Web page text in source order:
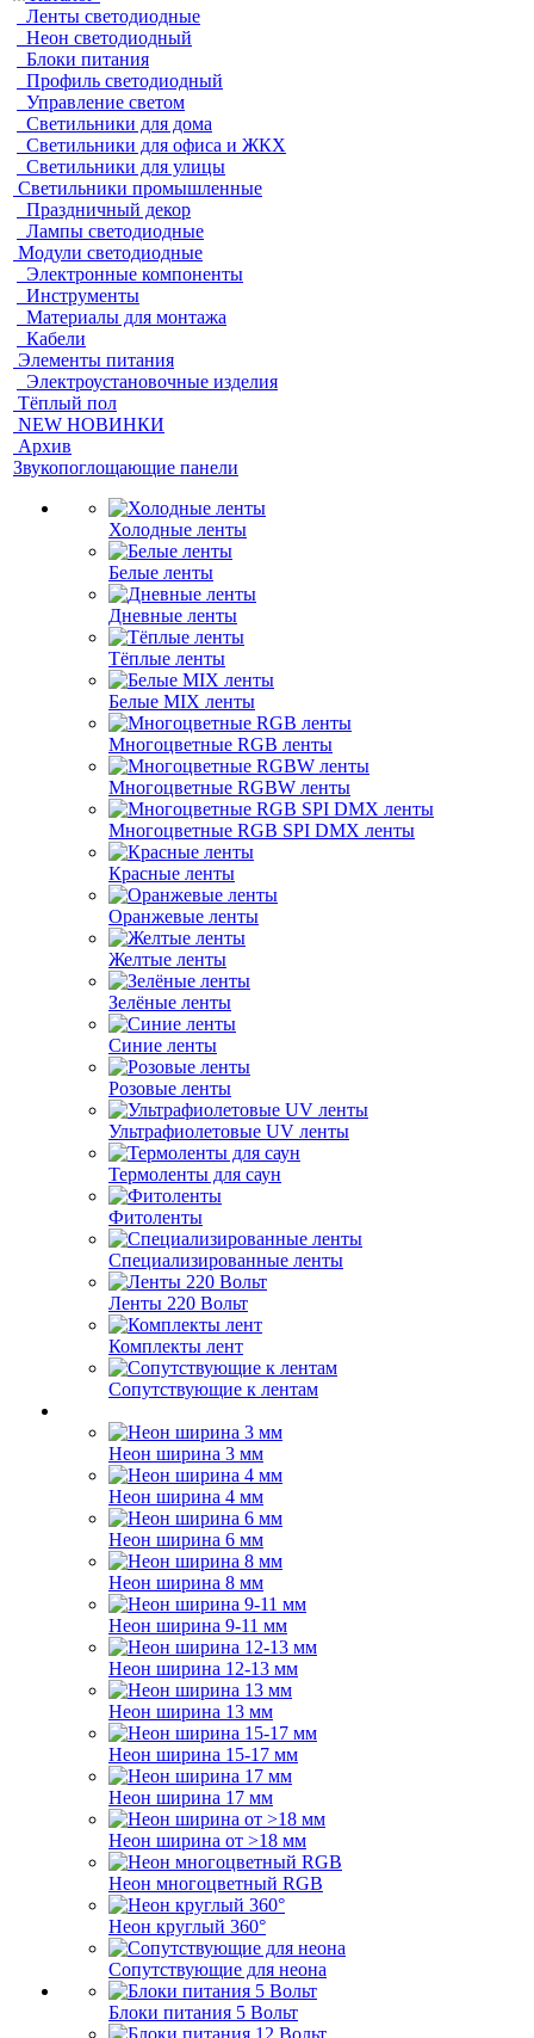
Ленты светодиодные
Неон светодиодный
Блоки питания
Профиль светодиодный
Управление светом
Светильники для дома
Светильники для офиса и ЖКХ
Светильники для улицы
Светильники промышленные
Праздничный декор
Лампы светодиодные
Модули светодиодные
Электронные компоненты
Инструменты
Материалы для монтажа
Кабели
Элементы питания
Электроустановочные изделия
Тёплый пол
NEW НОВИНКИ
Архив
Звукопоглощающие панели
Холодные ленты
Белые ленты
Дневные ленты
Тёплые ленты
Белые MIX ленты
Многоцветные RGB ленты
Многоцветные RGBW ленты
Многоцветные RGB SPI DMX ленты
Красные ленты
Оранжевые ленты
Желтые ленты
Зелёные ленты
Синие ленты
Розовые ленты
Ультрафиолетовые UV ленты
Термоленты для саун
Фитоленты
Специализированные ленты
Ленты 220 Вольт
Комплекты лент
Сопутствующие к лентам
Неон ширина 3 мм
Неон ширина 4 мм
Неон ширина 6 мм
Неон ширина 8 мм
Неон ширина 9-11 мм
Неон ширина 12-13 мм
Неон ширина 13 мм
Неон ширина 15-17 мм
Неон ширина 17 мм
Неон ширина от >18 мм
Неон многоцветный RGB
Неон круглый 360°
Сопутствующие для неона
Блоки питания 5 Вольт